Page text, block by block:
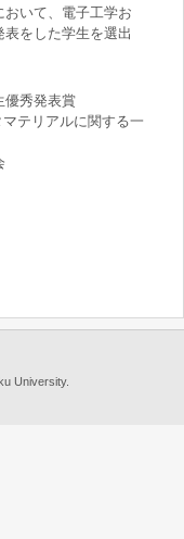
いて、電子工学お
をした学生を選出
秀発表賞
テリアルに関する一
University.